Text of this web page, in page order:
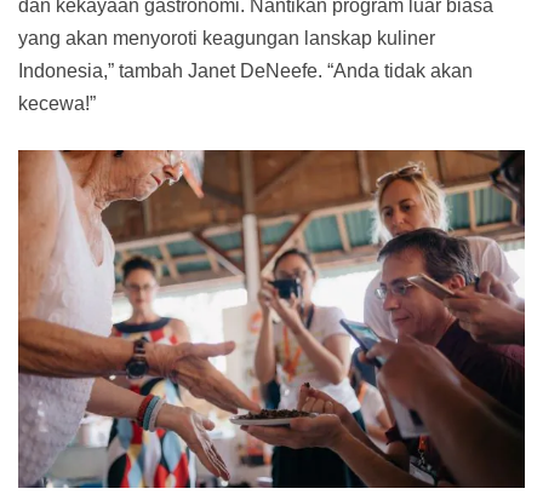
dan kekayaan gastronomi. Nantikan program luar biasa
yang akan menyoroti keagungan lanskap kuliner
Indonesia,” tambah Janet DeNeefe. “Anda tidak akan
kecewa!”